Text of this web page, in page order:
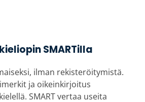
SMARTilla
ilman rekisteröitymistä.
ja oikeinkirjoitus
SMART vertaa useita